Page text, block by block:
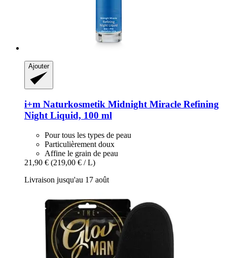
Ajouter
i+m Naturkosmetik Midnight Miracle Refining
Night Liquid, 100 ml
Pour tous les types de peau
Particulièrement doux
Affine le grain de peau
21,90 € (219,00 € / L)
Livraison jusqu'au 17 août